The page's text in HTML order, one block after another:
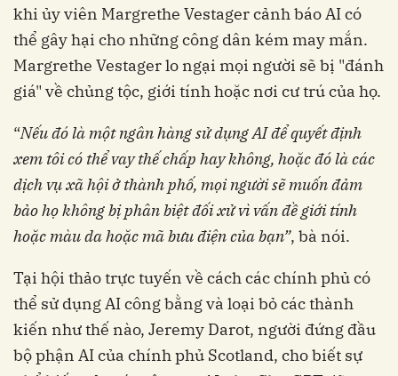
khi ủy viên Margrethe Vestager cảnh báo AI có
thể gây hại cho những công dân kém may mắn.
Margrethe Vestager lo ngại mọi người sẽ bị "đánh
giá" về chủng tộc, giới tính hoặc nơi cư trú của họ.
“Nếu đó là một ngân hàng sử dụng AI để quyết định
xem tôi có thể vay thế chấp hay không, hoặc đó là các
dịch vụ xã hội ở thành phố, mọi người sẽ muốn đảm
bảo họ không bị phân biệt đối xử vì vấn đề giới tính
hoặc màu da hoặc mã bưu điện của bạn”, bà nói.
Tại hội thảo trực tuyến về cách các chính phủ có
thể sử dụng AI công bằng và loại bỏ các thành
kiến như thế nào, Jeremy Darot, người đứng đầu
bộ phận AI của chính phủ Scotland, cho biết sự